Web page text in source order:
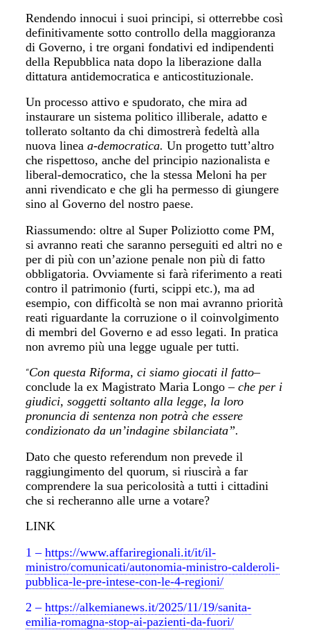
Rendendo innocui i suoi principi, si otterrebbe così
definitivamente sotto controllo della maggioranza
di Governo, i tre organi fondativi ed indipendenti
della Repubblica nata dopo la liberazione dalla
dittatura antidemocratica e anticostituzionale.
Un processo attivo e spudorato, che mira ad
instaurare un sistema politico illiberale, adatto e
tollerato soltanto da chi dimostrerà fedeltà alla
nuova lineaa-democratica.Un progetto tutt’altro
che rispettoso, anche del principio nazionalista e
liberal-democratico, che la stessa Meloni ha per
anni rivendicato e che gli ha permesso di giungere
sino al Governo del nostro paese.
Riassumendo: oltre al Super Poliziotto come PM,
si avranno reati che saranno perseguiti ed altri no e
per di più con un’azione penale non più di fatto
obbligatoria. Ovviamente si farà riferimento a reati
contro il patrimonio (furti, scippi etc.), ma ad
esempio, con difficoltà se non mai avranno priorità
reati riguardante la corruzione o il coinvolgimento
di membri del Governo e ad esso legati. In pratica
non avremo più una legge uguale per tutti.
“Con questa Riforma, ci siamo giocati il fatto–
conclude la ex Magistrato Maria Longo –che per i
giudici, soggetti soltanto alla legge, la loro
pronuncia di sentenza non potrà che essere
condizionato da un’indagine sbilanciata”.
Dato che questo referendum non prevede il
raggiungimento del quorum, si riuscirà a far
comprendere la sua pericolosità a tutti i cittadini
che si recheranno alle urne a votare?
LINK
1 –https://www.affariregionali.it/it/il-
ministro/comunicati/autonomia-ministro-calderoli-
pubblica-le-pre-intese-con-le-4-regioni/
2 –https://alkemianews.it/2025/11/19/sanita-
emilia-romagna-stop-ai-pazienti-da-fuori/